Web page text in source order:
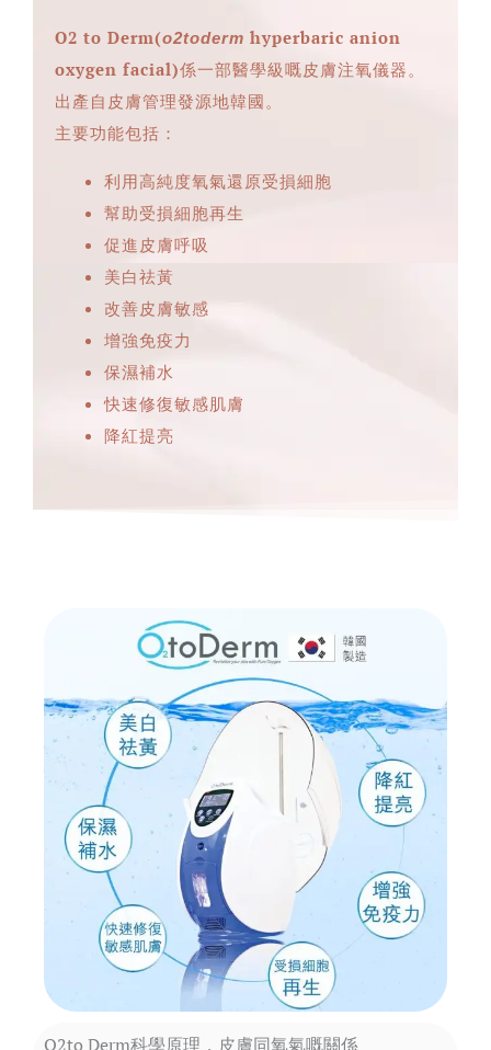
O2 to Derm(o2toderm hyperbaric anion
oxygen facial)係一部醫學級嘅皮膚注氧儀器。
出產自皮膚管理發源地韓國。
主要功能包括：
利用高純度氧氣還原受損細胞
幫助受損細胞再生
促進皮膚呼吸
美白祛黃
改善皮膚敏感
增強免疫力
保濕補水
快速修復敏感肌膚
降紅提亮
O2to Derm科學原理，皮膚同氧氣嘅關係